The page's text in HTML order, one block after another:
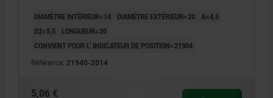
DIAMÈTRE INTÉRIEUR=14 DIAMÈTRE EXTÉRIEUR=20 A=4,5
D2=5,5
LONGUEUR=20
CONVIENT POUR L’ INDICATEUR DE POSITION=21904
Référence: 21940-2014
5,06 €